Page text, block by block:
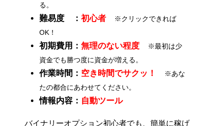
る。
難易度 ： 初心者
※クリックできれば
OK！
初期費用： 無理のない程度
※最初は少
資金でも勝つ度に資金が増える。
作業時間： 空き時間でサクッ！
※あな
たの都合にあわせてください。
情報内容： 自動ツール
バイナリーオプション初心者でも、簡単に稼げ